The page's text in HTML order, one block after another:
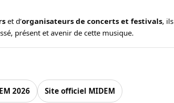
et d’organisateurs de concerts et festivals, ils
présent et avenir de cette musique.
2026 Site officiel MIDEM